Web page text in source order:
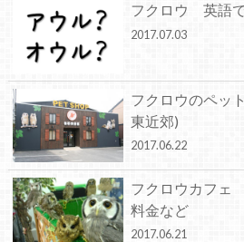
フクロウ 英語
2017.07.03
フクロウのペッ
東近郊)
2017.06.22
フクロウカフェ
料金など
2017.06.21